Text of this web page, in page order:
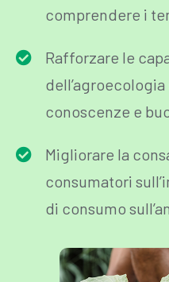
comprendere i
Rafforzare le
conoscenze e
Migliorare la
consumatori
di consumo